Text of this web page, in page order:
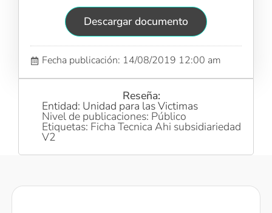
Descargar documento
Fecha publicación: 14/08/2019 12:00 am
Reseña:
Entidad: Unidad para las Victimas
Nivel de publicaciones: Público
Etiquetas: Ficha Tecnica Ahi subsidiariedad
V2